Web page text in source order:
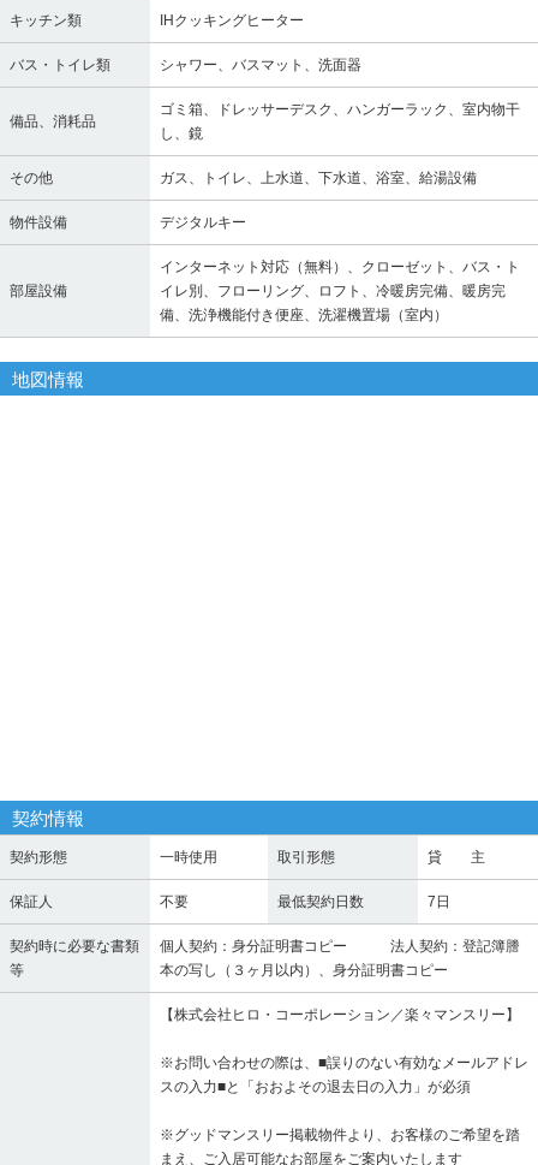
キッチン類 IHクッキングヒーター
バス・トイレ類 シャワー、バスマット、洗面器
備品、消耗品
ゴミ箱、ドレッサーデスク、ハンガーラック、室内物干
し、鏡
その他 ガス、トイレ、上水道、下水道、浴室、給湯設備
物件設備 デジタルキー
部屋設備
インターネット対応（無料）、クローゼット、バス・ト
イレ別、フローリング、ロフト、冷暖房完備、暖房完
備、洗浄機能付き便座、洗濯機置場（室内）
地図情報
契約情報
契約形態 一時使用 取引形態 貸 主
保証人 不要 最低契約日数 7日
契約時に必要な書類
等
個人契約：身分証明書コピー 法人契約：登記簿謄
本の写し（３ヶ月以内）、身分証明書コピー
【株式会社ヒロ・コーポレーション／楽々マンスリー】
※お問い合わせの際は、■誤りのない有効なメールアドレ
スの入力■と「おおよその退去日の入力」が必須
※グッドマンスリー掲載物件より、お客様のご希望を踏
まえ、ご入居可能なお部屋をご案内いたします